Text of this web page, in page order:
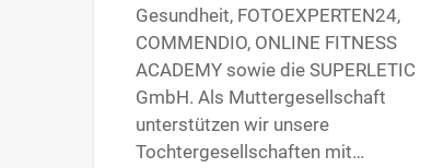
Gesundheit, FOTOEXPERTEN24,
COMMENDIO, ONLINE FITNESS
ACADEMY sowie die SUPERLETIC
GmbH. Als Muttergesellschaft
unterstützen wir unsere
Tochtergesellschaften mit…